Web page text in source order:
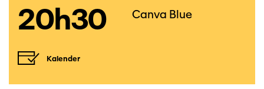
20h30 Canva Blue
Kalender